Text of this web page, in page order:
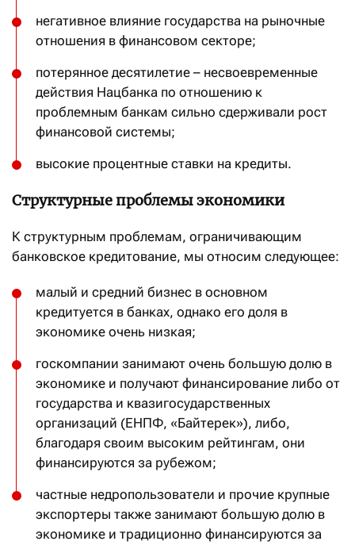
негативное влияние государства на рыночные
отношения в финансовом секторе;
потерянное десятилетие – несвоевременные
действия Нацбанка по отношению к
проблемным банкам сильно сдерживали рост
финансовой системы;
высокие процентные ставки на кредиты.
Структурные проблемы экономики
К структурным проблемам, ограничивающим
банковское кредитование, мы относим следующее:
малый и средний бизнес в основном
кредитуется в банках, однако его доля в
экономике очень низкая;
госкомпании занимают очень большую долю в
экономике и получают финансирование либо от
государства и квазигосударственных
организаций (ЕНПФ, «Байтерек»), либо,
благодаря своим высоким рейтингам, они
финансируются за рубежом;
частные недропользователи и прочие крупные
экспортеры также занимают большую долю в
экономике и традиционно финансируются за